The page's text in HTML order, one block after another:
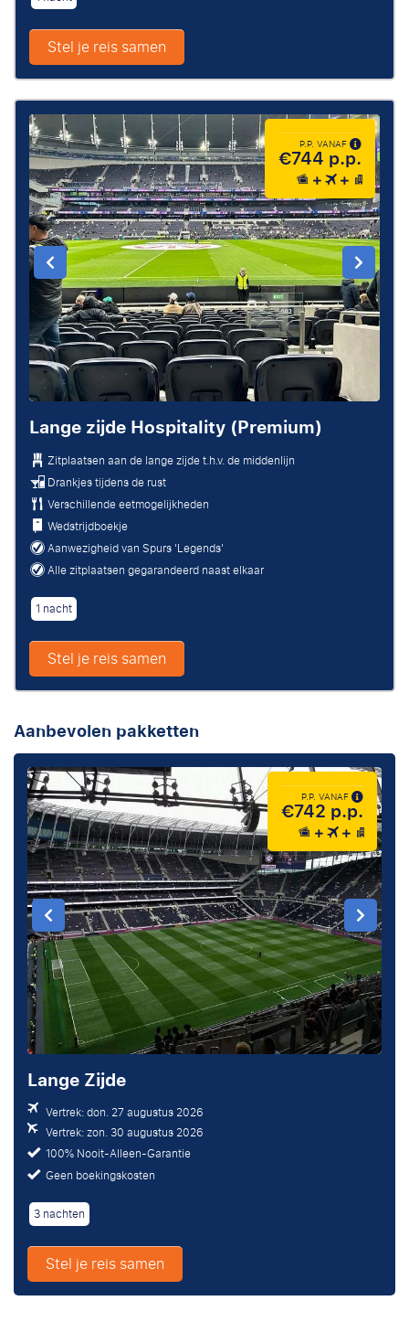
Stel je reis samen
P.P. VANAF
€744 p.p.
Lange zijde Hospitality (Premium)
Zitplaatsen aan de lange zijde t.h.v. de middenlijn
Drankjes tijdens de rust
Verschillende eetmogelijkheden
Wedstrijdboekje
Aanwezigheid van Spurs 'Legends'
Alle zitplaatsen gegarandeerd naast elkaar
1 nacht
Stel je reis samen
Aanbevolen pakketten
P.P. VANAF
€742 p.p.
Lange Zijde
Vertrek: don. 27 augustus 2026
Vertrek: zon. 30 augustus 2026
100% Nooit-Alleen-Garantie
Geen boekingskosten
3 nachten
Stel je reis samen